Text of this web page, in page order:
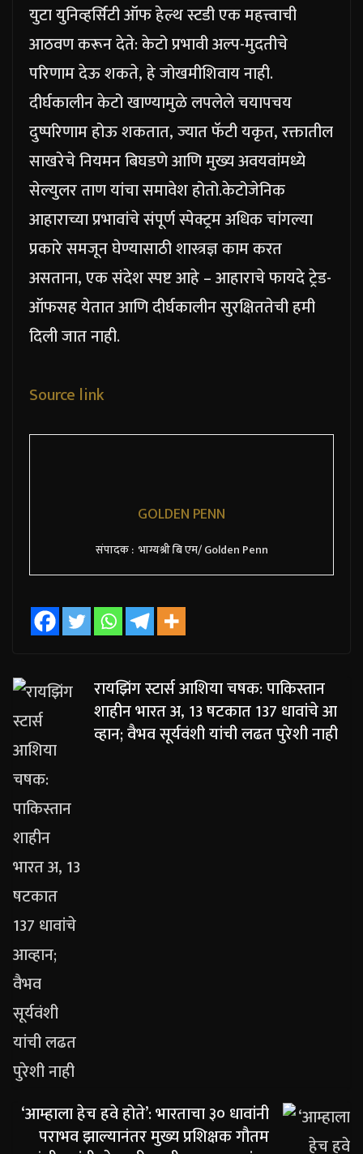
युटा युनिव्हर्सिटी ऑफ हेल्थ स्टडी एक महत्त्वाची
आठवण करून देते: केटो प्रभावी अल्प-मुदतीचे
परिणाम देऊ शकते, हे जोखमीशिवाय नाही.
दीर्घकालीन केटो खाण्यामुळे लपलेले चयापचय
दुष्परिणाम होऊ शकतात, ज्यात फॅटी यकृत, रक्तातील
साखरेचे नियमन बिघडणे आणि मुख्य अवयवांमध्ये
सेल्युलर ताण यांचा समावेश होतो.केटोजेनिक
आहाराच्या प्रभावांचे संपूर्ण स्पेक्ट्रम अधिक चांगल्या
प्रकारे समजून घेण्यासाठी शास्त्रज्ञ काम करत
असताना, एक संदेश स्पष्ट आहे – आहाराचे फायदे ट्रेड-
ऑफसह येतात आणि दीर्घकालीन सुरक्षिततेची हमी
दिली जात नाही.
Source link
GOLDEN PENN
संपादक : भाग्यश्री बि एम/ Golden Penn
रायझिंग स्टार्स आशिया चषक: पाकिस्तान
शाहीन भारत अ, 13 षटकात 137 धावांचे आ
व्हान; वैभव सूर्यवंशी यांची लढत पुरेशी नाही
‘आम्हाला हेच हवे होते’: भारताचा ३० धावांनी
पराभव झाल्यानंतर मुख्य प्रशिक्षक गौतम